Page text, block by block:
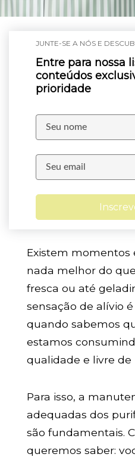
JUNTE-SE A NÓS E
Entre para nossa
conteúdos
prioridade
Existem momentos
nada melhor do
fresca ou até
sensação de alívio
quando sabemos
estamos
qualidade e livre de
Para isso, a
adequadas dos
são fundamentais.
queremos saber: